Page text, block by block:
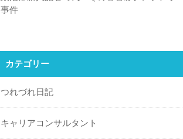
事件
カテゴリー
つれづれ日記
キャリアコンサルタント